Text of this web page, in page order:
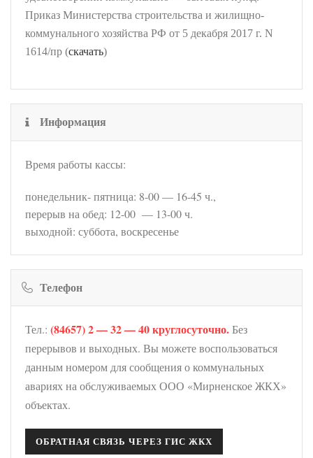
Приказ Министерства строительства и жилищно-
коммунального хозяйства РФ от 5 декабря 2017 г. N
1614/пр (скачать)
Информация
Время работы кассы:
понедельник- пятница: 8-00 — 16-45 ч.,
перерыв на обед: 12-00 — 13-00 ч.
выходной: суббота, воскресенье
Телефон
Тел.: (84657) 2 — 32 — 40 круглосуточно.Без
перерывов и выходных. Вы можете воспользоваться
данным номером для сообщения о коммунальных
авариях на обслуживаемых ООО «Мирненское ЖКХ»
объектах.
ОБРАТНАЯ СВЯЗЬ ЧЕРЕЗ ГИС ЖКХ